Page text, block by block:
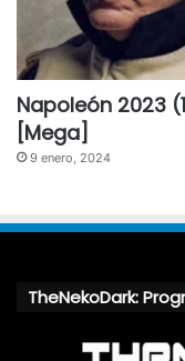
Napoleón 2023
[Mega]
9 enero, 2024
TheNekoDark: